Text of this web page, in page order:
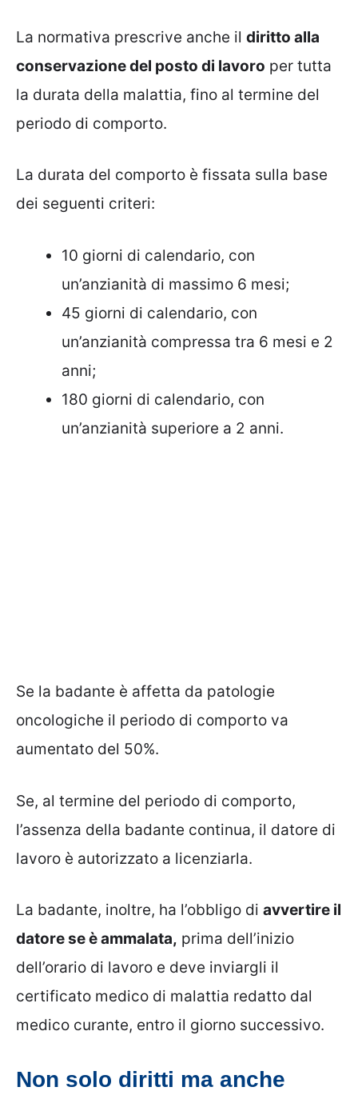
La normativa prescrive anche il diritto alla
conservazione del posto di lavoro per tutta
la durata della malattia, fino al termine del
periodo di comporto.
La durata del comporto è fissata sulla base
dei seguenti criteri:
10 giorni di calendario, con
un’anzianità di massimo 6 mesi;
45 giorni di calendario, con
un’anzianità compressa tra 6 mesi e 2
anni;
180 giorni di calendario, con
un’anzianità superiore a 2 anni.
Se la badante è affetta da patologie
oncologiche il periodo di comporto va
aumentato del 50%.
Se, al termine del periodo di comporto,
l’assenza della badante continua, il datore di
lavoro è autorizzato a licenziarla.
La badante, inoltre, ha l’obbligo di avvertire il
datore se è ammalata, prima dell’inizio
dell’orario di lavoro e deve inviargli il
certificato medico di malattia redatto dal
medico curante, entro il giorno successivo.
Non solo diritti ma anche